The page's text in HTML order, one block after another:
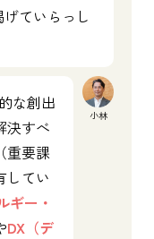
ていらっし
小林
な創出
決すべ
重要課
してい
ギー・
DX（デ